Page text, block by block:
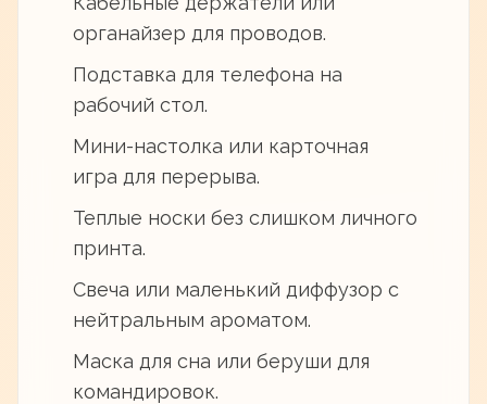
органайзер для проводов.
Подставка для телефона на
рабочий стол.
Мини-настолка или карточная
игра для перерыва.
Теплые носки без слишком личного
принта.
Свеча или маленький диффузор с
нейтральным ароматом.
Маска для сна или беруши для
командировок.